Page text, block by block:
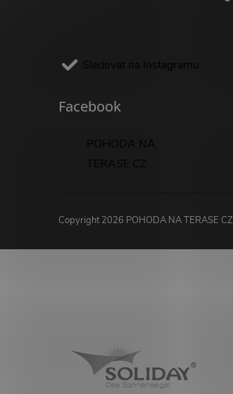
Sledovat na Instagramu
Facebook
POHODA NA
TERASE CZ
Copyright 2026 POHODA NA TERASE CZ